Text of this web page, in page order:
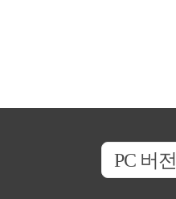
PC 버전